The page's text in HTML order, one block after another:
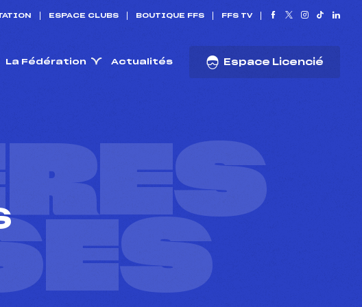
ESPACE CLUBS BOUTIQUE FFS FFS TV
La Fédération Actualités Espace Licencié